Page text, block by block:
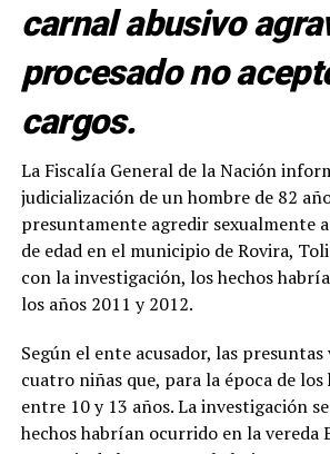
carnal abusivo
procesado no
cargos.
La Fiscalía General de la Nación
judicialización de un hombre de 82
presuntamente agredir sexualmente
de edad en el municipio de Rovira,
con la investigación, los hechos
los años 2011 y 2012.
Según el ente acusador, las
cuatro niñas que, para la época de
entre 10 y 13 años. La investigación
hechos habrían ocurrido en la vereda